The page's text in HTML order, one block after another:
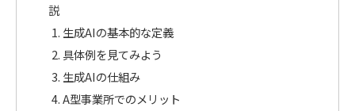
説
生成AIの基本的な定義
具体例を見てみよう
生成AIの仕組み
A型事業所でのメリット